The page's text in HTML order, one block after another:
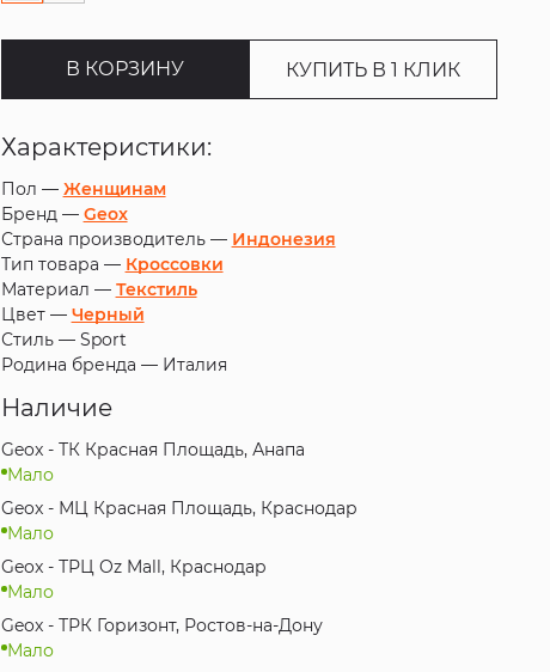
В КОРЗИНУ КУПИТЬ В 1 КЛИК
Характеристики:
Пол — Женщинам
Бренд — Geox
Страна производитель — Индонезия
Тип товара — Кроссовки
Материал — Текстиль
Цвет — Черный
Стиль — Sport
Родина бренда — Италия
Наличие
Geox - ТК Красная Площадь, Анапа
Мало
Geox - МЦ Красная Площадь, Краснодар
Мало
Geox - ТРЦ Oz Mall, Краснодар
Мало
Geox - ТРК Горизонт, Ростов-на-Дону
Мало